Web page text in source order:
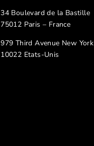
34 Boulevard de la Bastille
75012 Paris – France
979 Third Avenue New York
10022 Etats-Unis